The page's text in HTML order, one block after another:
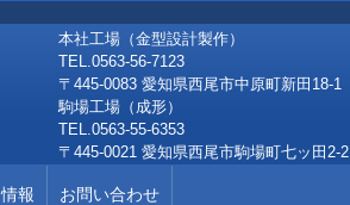
本社工場（金型設計製作）
TEL.0563-56-7123
〒445-0083 愛知県西尾市中原町新田18-1
駒場工場（成形）
TEL.0563-55-6353
〒445-0021 愛知県西尾市駒場町七ッ田2-2
報 お問い合わせ